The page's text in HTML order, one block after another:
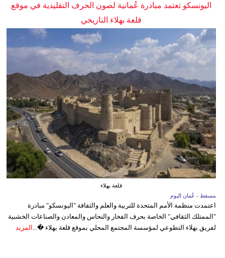
اليونسكو تعتمد مبادرة عُمانية لصون الحرف التقليدية في موقع
قلعة بهلاء التاريخي
قلعة بهلاء
مسقط - عُمان اليوم
اعتمدت منظمة الأمم المتحدة للتربية والعلم والثقافة "اليونسكو" مبادرة
"الممتلك الثقافي" الخاصة بحرف الفخار والنحاس والمعادن والصناعات الخشبية
لفريق بهلاء التطوعي لمؤسسة المجتمع المحلي بموقع قلعة بهلاء �... المزيد